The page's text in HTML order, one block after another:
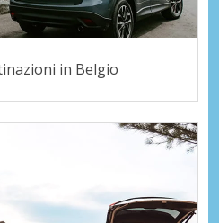
in Belgio